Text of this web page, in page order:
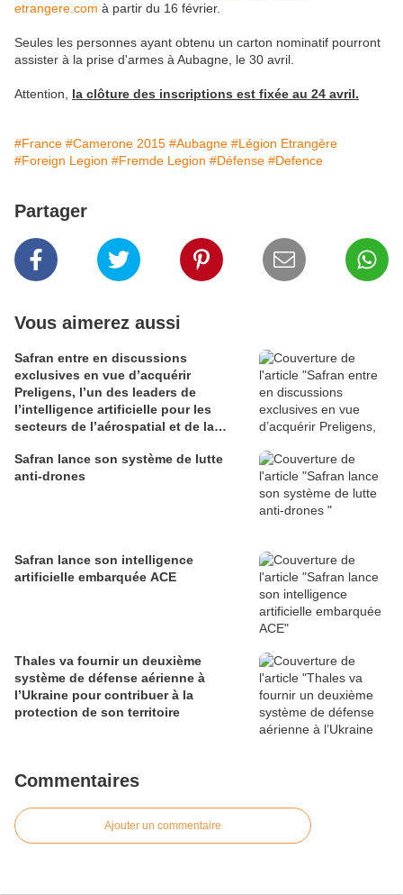
etrangere.com à partir du 16 février.
Seules les personnes ayant obtenu un carton nominatif pourront
assister à la prise d'armes à Aubagne, le 30 avril.
Attention, la clôture des inscriptions est fixée au 24 avril.
#France #Camerone 2015 #Aubagne #Légion Etrangère
#Foreign Legion #Fremde Legion #Défense #Defence
Partager
Vous aimerez aussi
Safran entre en discussions
exclusives en vue d’acquérir
Preligens, l’un des leaders de
l’intelligence artificielle pour les
secteurs de l’aérospatial et de la
Safran lance son système de lutte
anti-drones
Safran lance son intelligence
artificielle embarquée ACE
Thales va fournir un deuxième
système de défense aérienne à
l’Ukraine pour contribuer à la
protection de son territoire
Commentaires
Ajouter un commentaire